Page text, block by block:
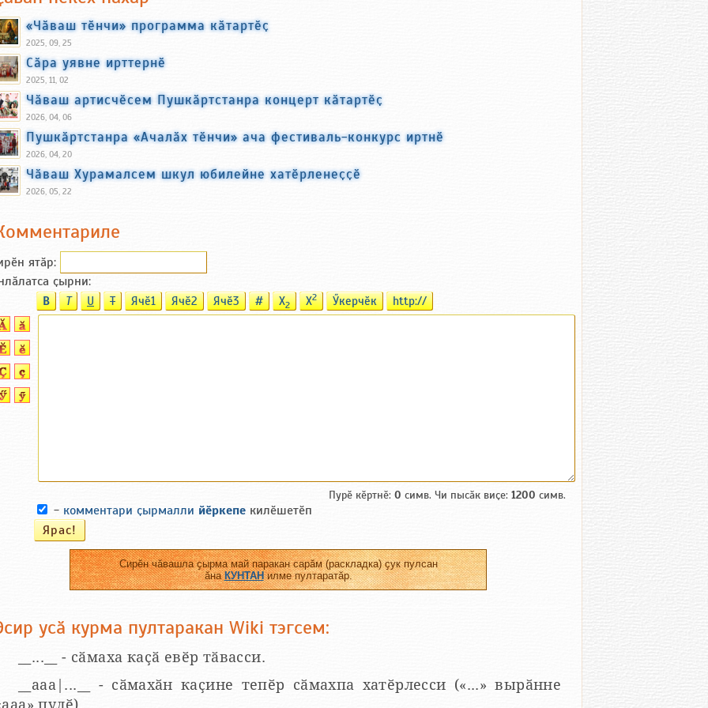
«Чӑваш тӗнчи» программа кӑтартӗҫ
2025, 09, 25
Сӑра уявне ирттернӗ
2025, 11, 02
Чӑваш артисчӗсем Пушкӑртстанра концерт кӑтартӗҫ
2026, 04, 06
Пушкӑртстанра «Ачалӑх тӗнчи» ача фестиваль-конкурс иртнӗ
2026, 04, 20
Чӑваш Хурамалсем шкул юбилейне хатӗрленеҫҫӗ
2026, 05, 22
ятӑp:
ҫырни:
B T U T Ячӗ1 Ячӗ2 Ячӗ3 # X2 X2 Ӳкерчӗк http://
Пурӗ кӗртнӗ: 0 симв. Чи пысӑк виҫе: 1200 симв.
- комментари ҫырмалли йӗркепе килӗшетӗп
Сирӗн чӑвашла ҫырма май паракан сарӑм (раскладка) ҫук пулсан
ӑнаКУНТАНилме пултаратӑр.
усӑ курма пултаракан Wiki тэгсем:
__...__ - сӑмаха каҫӑ евӗр тӑвасси.
__aaa|...__ - сӑмахӑн каҫине тепӗр сӑмахпа хатӗрлесси («...» вырӑнне